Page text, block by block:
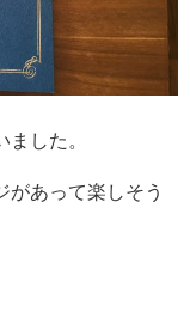
した。
があって楽しそう